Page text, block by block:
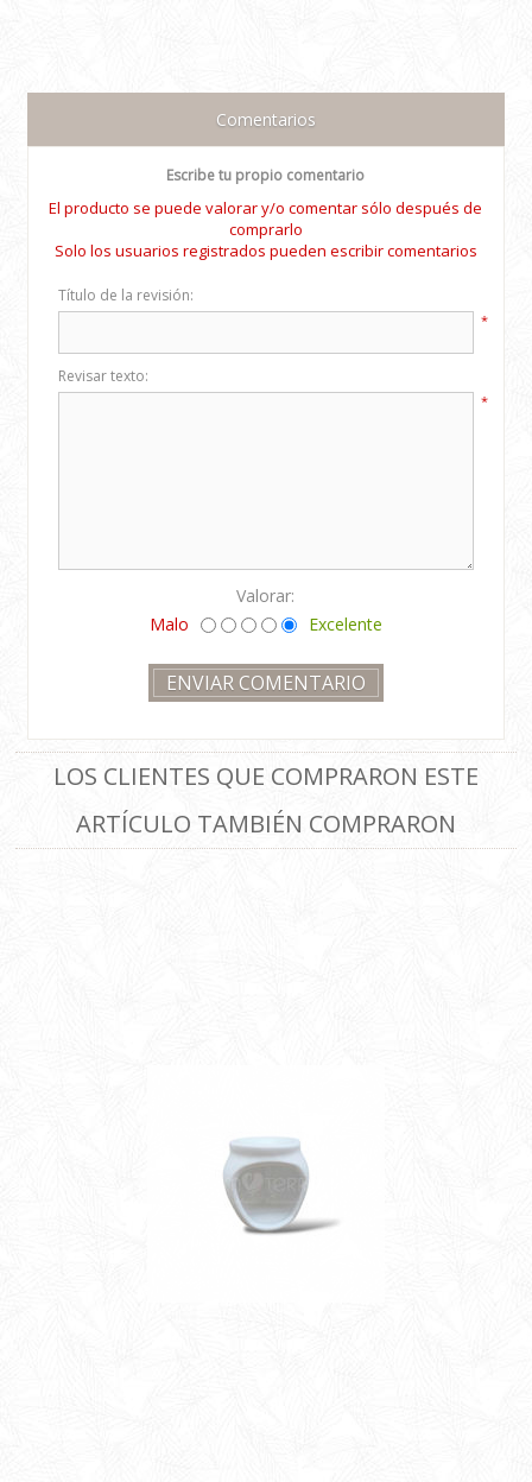
Comentarios
Escribe tu propio comentario
El producto se puede valorar y/o comentar sólo después de
comprarlo
Solo los usuarios registrados pueden escribir comentarios
Título de la revisión:
*
Revisar texto:
*
Valorar:
Malo
Excelente
LOS CLIENTES QUE COMPRARON ESTE
ARTÍCULO TAMBIÉN COMPRARON